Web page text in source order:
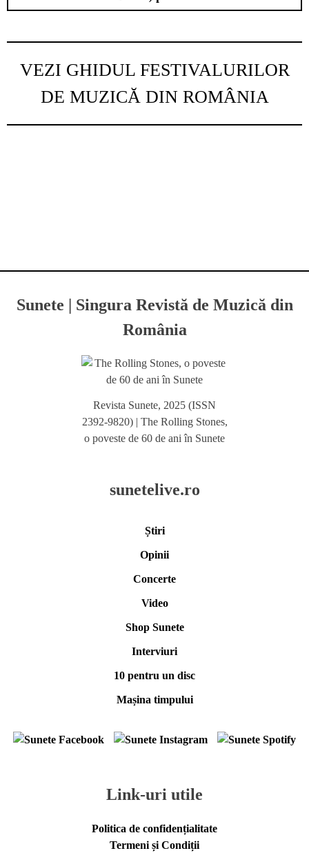
VEZI GHIDUL FESTIVALURILOR
DE MUZICĂ DIN ROMÂNIA
Sunete | Singura Revistă de Muzică din
România
Revista Sunete, 2025 (ISSN
2392-9820) | The Rolling Stones,
o poveste de 60 de ani în Sunete
sunetelive.ro
Știri
Opinii
Concerte
Video
Shop Sunete
Interviuri
10 pentru un disc
Mașina timpului
Link-uri utile
Politica de confidențialitate
Termeni și Condiții